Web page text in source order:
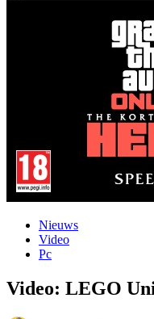
Nieuws
Video
Pc
Video: LEGO